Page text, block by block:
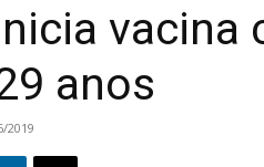
vacina
anos
2019